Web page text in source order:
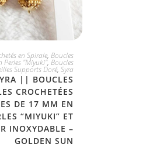
L'ADOPTE
en Spirale, Boucles
Perles "Miyuki", Boucles
Supports Doré, Syra
|| BOUCLES
CROCHETÉES
DE 17 MM EN
“MIYUKI” ET
INOXYDABLE –
GOLDEN SUN